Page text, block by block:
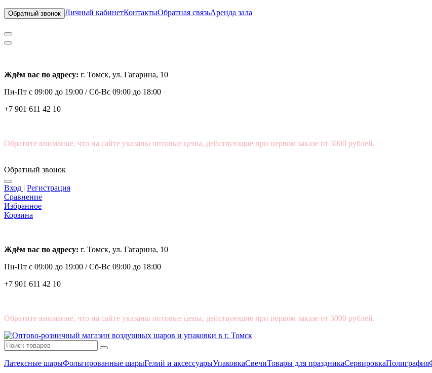
Обратный звонок Личный кабинетКонтактыОбратная связьАренда зала
Ждём вас по адресу: г. Томск, ул. Гагарина, 10
Пн-Пт с 09:00 до 19:00 /Сб-Вс 09:00 до 18:00
+7 901 611 42 10
Обратите внимание, что на сайте указаны оптовые цены, действующие при первом заказе от 3000 рублей.
Обратный звонок
Вход | Регистрация
Сравнение
Избранное
Корзина
Ждём вас по адресу: г. Томск, ул. Гагарина, 10
Пн-Пт с 09:00 до 19:00 /Сб-Вс 09:00 до 18:00
+7 901 611 42 10
Обратите внимание, что на сайте указаны оптовые цены, действующие при первом заказе от 3000 рублей.
Латексные шарыФольгированные шарыГелий и аксессуарыУпаковкаСвечиТовары для праздникаСервировкаПолиграфия